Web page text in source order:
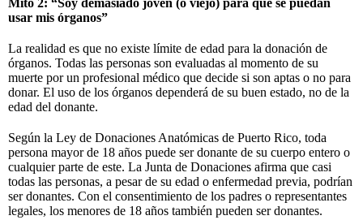
Mito 2: “Soy demasiado joven (o viejo) para que se puedan
usar mis órganos”
La realidad es que no existe límite de edad para la donación de
órganos. Todas las personas son evaluadas al momento de su
muerte por un profesional médico que decide si son aptas o no para
donar. El uso de los órganos dependerá de su buen estado, no de la
edad del donante.
Según la Ley de Donaciones Anatómicas de Puerto Rico, toda
persona mayor de 18 años puede ser donante de su cuerpo entero o
cualquier parte de este. La Junta de Donaciones afirma que casi
todas las personas, a pesar de su edad o enfermedad previa, podrían
ser donantes. Con el consentimiento de los padres o representantes
legales, los menores de 18 años también pueden ser donantes.